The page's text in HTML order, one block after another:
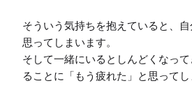
そういう気持ちを抱えていると、
思ってしまいます。
そして一緒にいるとしんどくなっ
ることに「もう疲れた」と思ってし